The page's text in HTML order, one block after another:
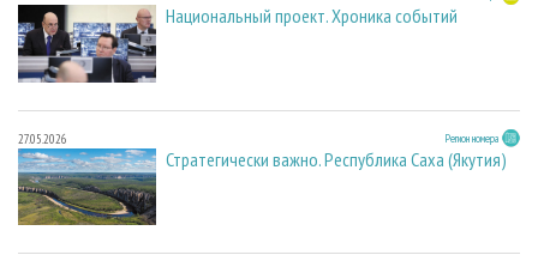
Национальный проект. Хроника событий
27.05.2026 Регион номера
Стратегически важно. Республика Саха (Якутия)